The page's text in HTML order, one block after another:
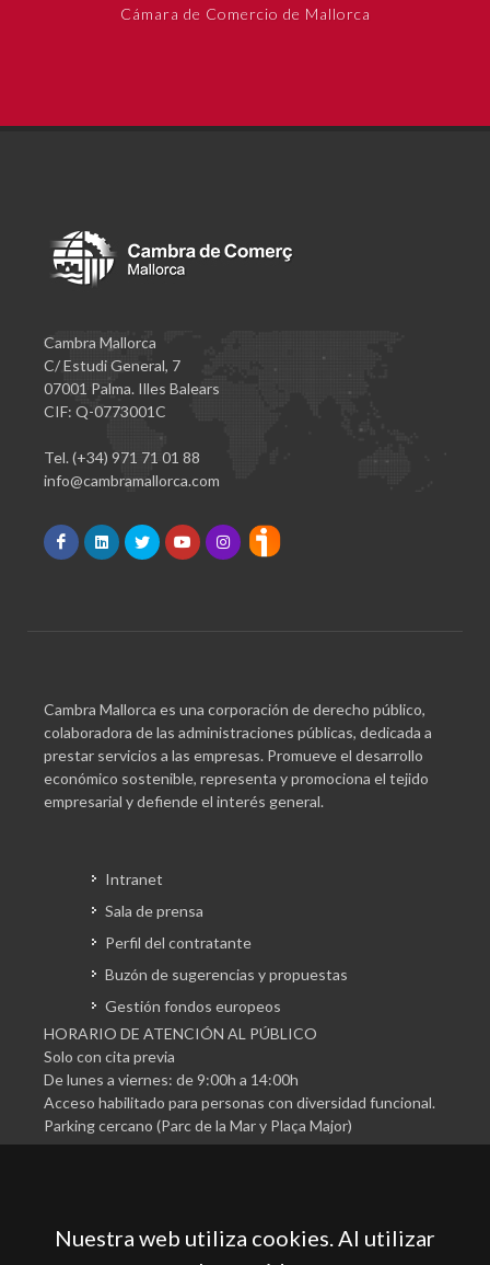
Cámara de Comercio de Mallorca
Cambra Mallorca
C/ Estudi General, 7
07001 Palma. Illes Balears
CIF: Q-0773001C
Tel. (+34) 971 71 01 88
info@cambramallorca.com
Cambra Mallorca es una corporación de derecho público,
colaboradora de las administraciones públicas, dedicada a
prestar servicios a las empresas. Promueve el desarrollo
económico sostenible, representa y promociona el tejido
empresarial y defiende el interés general.
Intranet
Sala de prensa
Perfil del contratante
Buzón de sugerencias y propuestas
Gestión fondos europeos
HORARIO DE ATENCIÓN AL PÚBLICO
Solo con cita previa
De lunes a viernes: de 9:00h a 14:00h
Acceso habilitado para personas con diversidad funcional.
Parking cercano (Parc de la Mar y Plaça Major)
Nuestra web utiliza cookies. Al utilizar